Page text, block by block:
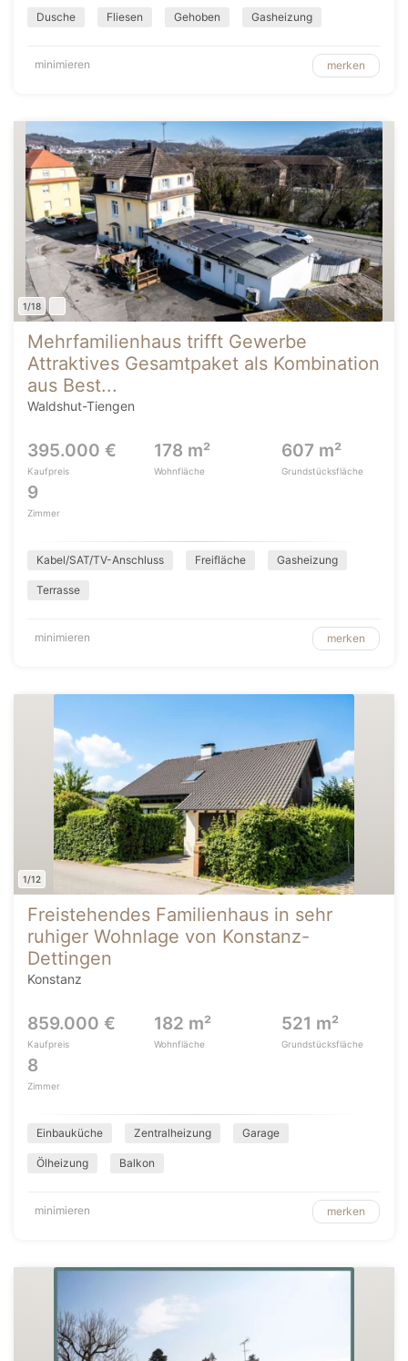
Dusche Fliesen Gehoben Gasheizung
minimieren merken
1/18
Mehrfamilienhaus trifft Gewerbe
Attraktives Gesamtpaket als Kombination
aus Best...
Waldshut-Tiengen
395.000 €
Kaufpreis
178 m²
Wohnfläche
607 m²
Grundstücksfläche
9
Zimmer
Kabel/SAT/TV-Anschluss Freifläche Gasheizung
Terrasse
minimieren merken
1/12
Freistehendes Familienhaus in sehr
ruhiger Wohnlage von Konstanz-
Dettingen
Konstanz
859.000 €
Kaufpreis
182 m²
Wohnfläche
521 m²
Grundstücksfläche
8
Zimmer
Einbauküche Zentralheizung Garage
Ölheizung Balkon
minimieren merken